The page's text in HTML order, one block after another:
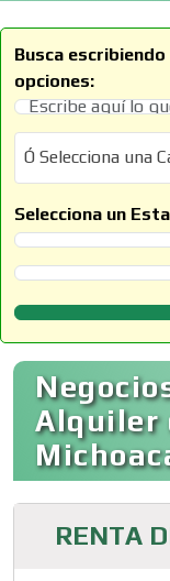
Busca
opciones:
Ó Selecciona una
Ó Selecciona una
Selecciona un
Selecciona un
Selecciona un
Alquiler
RENTA